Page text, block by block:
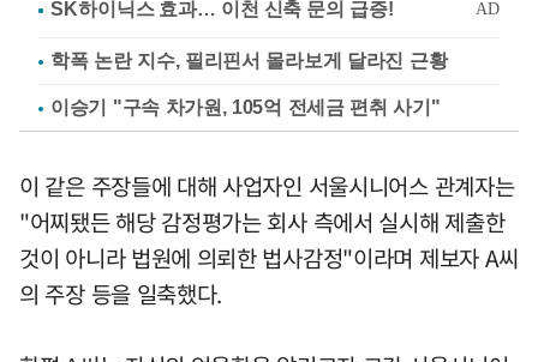
학폭 논란 지수, 필리핀서 몰라보게 달라진 근황
이승기 "구속 차가원, 105억 전세금 편취 사기"
이 같은 주장들에 대해 사업자인 서울시니어스 관계자는
"어찌됐든 해당 감정평가는 회사 측에서 실시해 제출한
것이 아니라 법원에 의뢰한 법사감정"이라며 제보자 A씨
의 주장 등을 일축했다.